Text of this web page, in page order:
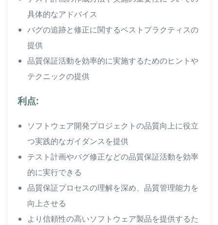
具体的なアドバイス
バグの追跡と修正に関するベストプラクティスの
提供
品質保証活動を効率的に実施するためのヒントや
テクニックの提供
利点:
ソフトウェア開発プロジェクトの品質向上に役立
つ実践的なガイダンスを提供
テスト計画やバグ修正などの品質保証活動を効率
的に実行できる
品質保証プロセスの理解を深め、品質管理能力を
向上させる
より信頼性の高いソフトウェア製品を提供するた